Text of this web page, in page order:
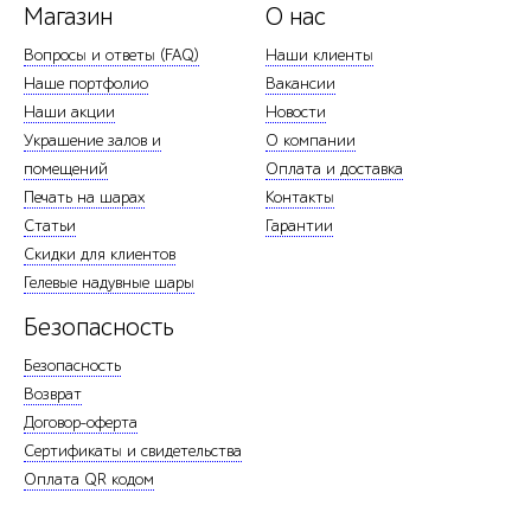
Магазин
Вопросы и ответы (FAQ)
Наше портфолио
Наши акции
Украшение залов и
помещений
Печать на шарах
Статьи
Скидки для клиентов
Гелевые надувные шары
О нас
Наши клиенты
Вакансии
Новости
О компании
Оплата и доставка
Контакты
Гарантии
Безопасность
Безопасность
Возврат
Договор-оферта
Сертификаты и свидетельства
Оплата QR кодом